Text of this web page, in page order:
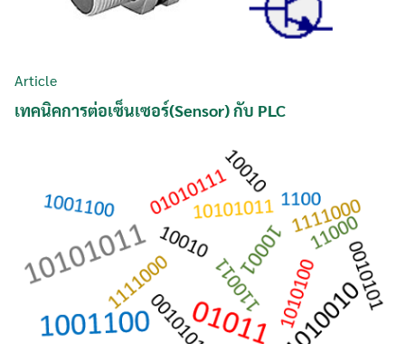
Article
เทคนิคการต่อเซ็นเซอร์(Sensor) กับ PLC